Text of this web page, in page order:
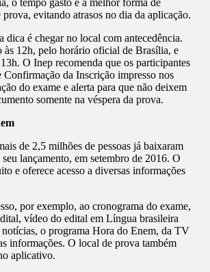
o tempo gasto e a melhor forma de
evitando atrasos no dia da aplicação.
dica é chegar no local com antecedência.
às 12h, pelo horário oficial de Brasília, e
O Inep recomenda que os participantes
Confirmação da Inscrição impresso nos
do exame e alerta para que não deixem
somente na véspera da prova.
de 2,5 milhões de pessoas já baixaram
lançamento, em setembro de 2016. O
e oferece acesso a diversas informações
por exemplo, ao cronograma do exame,
vídeo do edital em Língua brasileira
o programa Hora do Enem, da TV
informações. O local de prova também
aplicativo.